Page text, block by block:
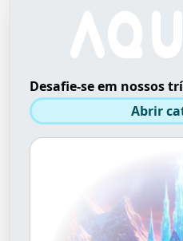
Desafie-se em nossos
Abrir